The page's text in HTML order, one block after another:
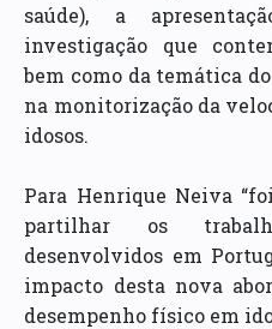
saúde), a
investigação que
bem como da temática
na monitorização da
idosos.
Para Henrique Neiva
partilhar os
desenvolvidos em
impacto desta nova
desempenho físico em